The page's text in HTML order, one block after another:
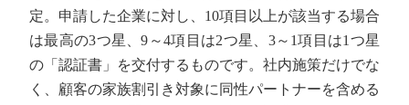
定。申請した企業に対し、10項目以上が該当する場合
は最高の3つ星、9～4項目は2つ星、3～1項目は1つ星
の「認証書」を交付するものです。社内施策だけでな
く、顧客の家族割引き対象に同性パートナーを含める